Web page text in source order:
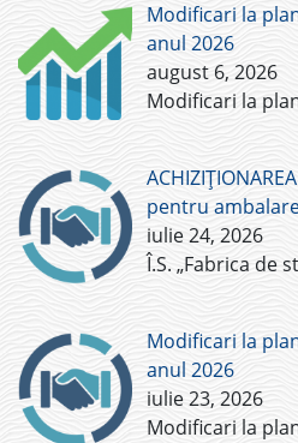
Modificari la
anul 2026
august 6, 2026
Modificari la
pentru
iulie 24, 2026
Î.S. „Fabrica de
Modificari la
anul 2026
iulie 23, 2026
Modificari la